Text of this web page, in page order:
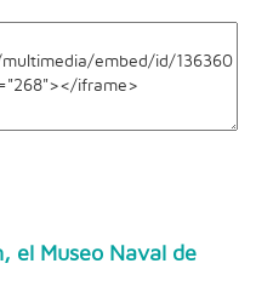
el Museo Naval de